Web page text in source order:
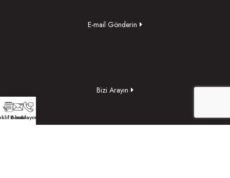
E-mail Gönderin
Bizi Arayın
Alın
E-mailArayın